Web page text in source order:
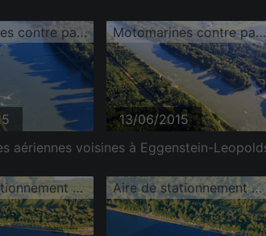
Motomarines contre parapentes dans ou au-dessus du Rhin Motomarines contre parapentes dans ou au-dessus du Rhin
13/06/2015
aériennes voisines à Eggenstein-
Aire de stationnement pour camping-cars sur les rives du Rhin Aire de stationnement pour camping-cars sur les rives du Rhin